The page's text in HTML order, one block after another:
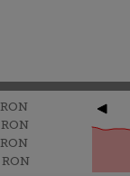
RON
RON
RON
RON